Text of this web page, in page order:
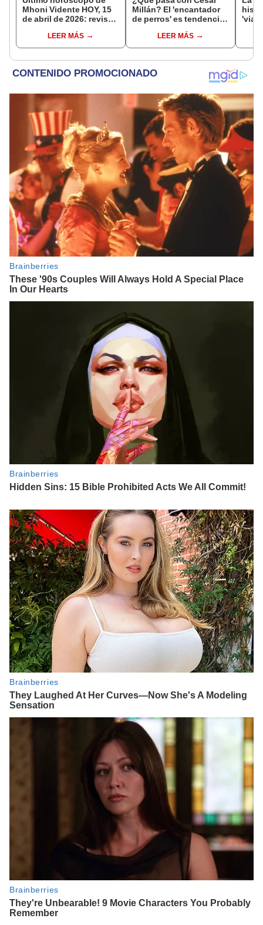
Mhoni Vidente HOY, 15
de abril de 2026: revisa
signo y entérate si te
espera un día
LEER MÁS
Millán? El 'encantador
de perros' es tendencia
de un supuesto arresto
LEER MÁS